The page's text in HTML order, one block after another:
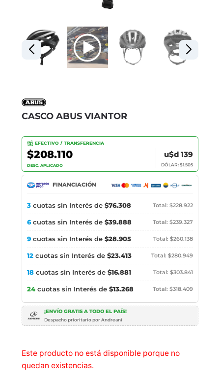
CASCO ABUS VIANTOR
EFECTIVO / TRANSFERENCIA
$208.110
DESC. APLICADO
u$d 139
DÓLAR: $1.505
FINANCIACIÓN
3 cuotas sin Interés de $76.308 Total: $228.922
6cuotas sin Interés de $39.888 Total: $239.327
9 cuotas sin Interés de $28.905 Total: $260.138
12 cuotas sin Interés de $23.413 Total: $280.949
18 cuotas sin Interés de $16.881 Total: $303.841
24 cuotas sin Interés de $13.268 Total: $318.409
¡ENVÍO GRATIS A TODO EL PAÍS!
Despacho prioritario por Andreani
Este producto no está disponible porque no
quedan existencias.